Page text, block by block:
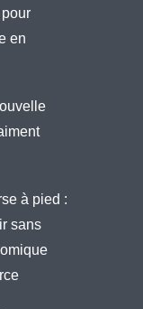
en
à pied :
sans